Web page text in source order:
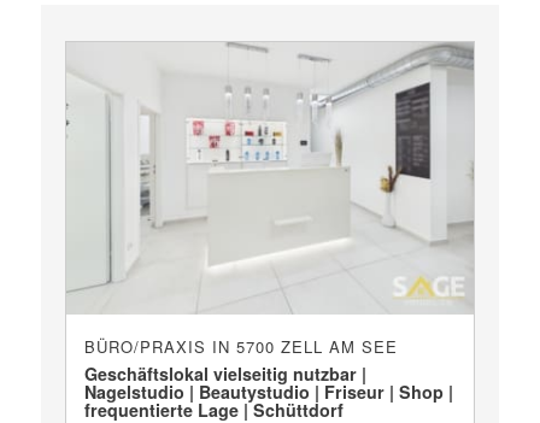
BÜRO/PRAXIS IN 5700 ZELL AM SEE
Geschäftslokal vielseitig nutzbar |
Nagelstudio | Beautystudio | Friseur | Shop |
frequentierte Lage | Schüttdorf